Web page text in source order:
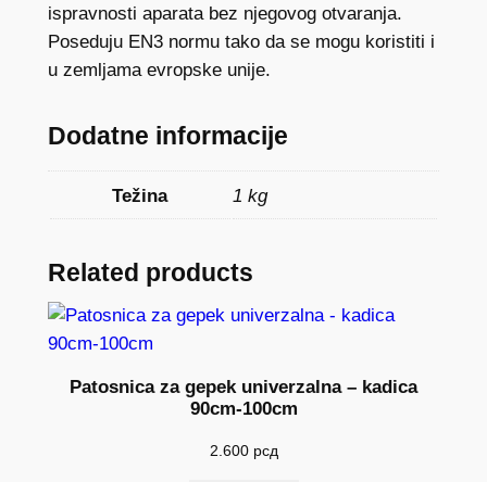
ispravnosti aparata bez njegovog otvaranja.
Poseduju EN3 normu tako da se mogu koristiti i
u zemljama evropske unije.
Dodatne informacije
Težina 1 kg
Related products
Patosnica za gepek univerzalna – kadica
90cm-100cm
2.600 рсд